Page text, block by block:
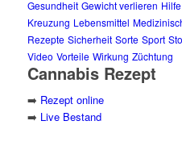
Gesundheit Gewicht verlieren Hilfe
Kreuzung Lebensmittel
Rezepte Sicherheit Sorte Sport
Video Vorteile Wirkung Züchtung
Cannabis Rezept
➡️ Rezept online
➡️ Live Bestand